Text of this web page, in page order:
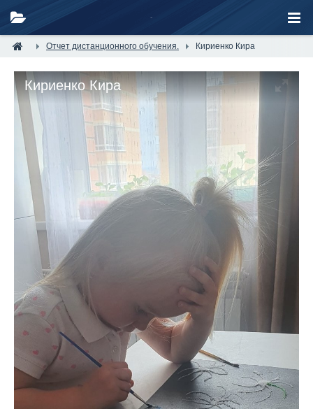
Отчет дистанционного обучения. Кириенко Кира
Кириенко Кира